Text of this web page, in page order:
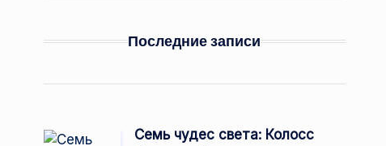
Последние записи
Семь чудес света: Колосс